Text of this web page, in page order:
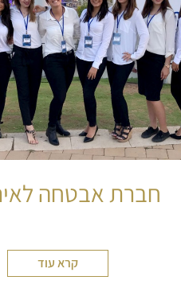
חברת אבטחה
קרא עוד